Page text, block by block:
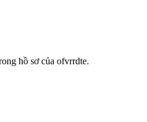
hồ sơ của ofvrrdte.